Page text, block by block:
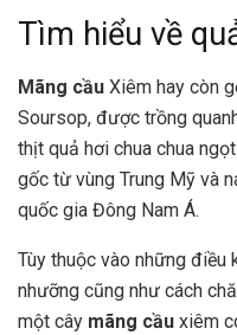
Tìm hiểu về
Mãng cầu Xiêm hay còn
Soursop, được trồng
thịt quả hơi chua chua
gốc từ vùng Trung Mỹ và
quốc gia Đông Nam Á.
Tùy thuộc vào những điều
nhưỡng cũng như cách
một cây mãng cầu xiêm